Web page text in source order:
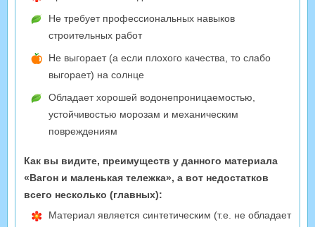
Не требует профессиональных навыков
строительных работ
Не выгорает (а если плохого качества, то слабо
выгорает) на солнце
Обладает хорошей водонепроницаемостью,
устойчивостью морозам и механическим
повреждениям
Как вы видите, преимуществ у данного материала
«Вагон и маленькая тележка», а вот недостатков
всего несколько (главных):
Материал является синтетическим (т.е. не обладает